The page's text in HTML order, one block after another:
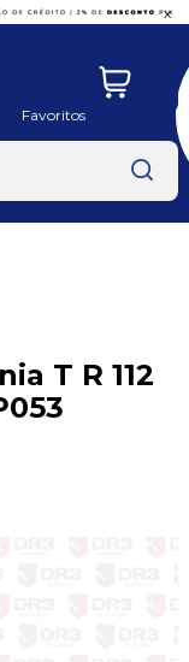
x
Favoritos
T R 112